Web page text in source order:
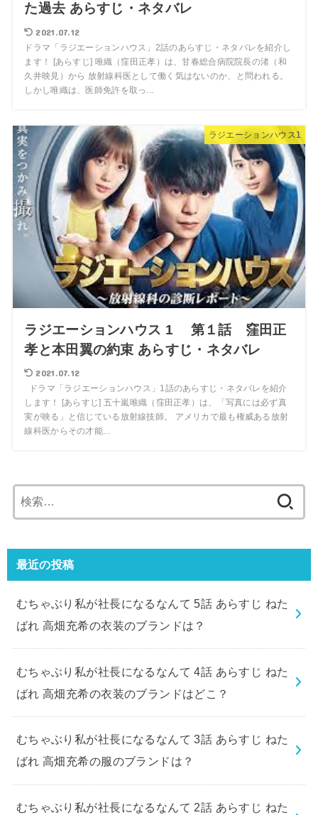
た過去 あらすじ・ネタバレ
2021.07.12
ドラマ「ラジエーションハウス」2話のあらすじ・ネタバレを紹介し
ます！ [あらすじ] 唯織（窪田正孝）は、甘春総合病院院長の渚（和
久井映見）から 放射線科医として働く気はないのか、と問われる。
しかし唯織は、医師免許を取っ...
ラジエーションハウス1
ラジエーションハウス 1 第１話 窪田正
孝と本田翼の約束 あらすじ・ネタバレ
2021.07.12
ドラマ「ラジエーションハウス」1話のあらすじ・ネタバレを紹介
します！ [あらすじ] 五十嵐唯織（窪田正孝）は、「写真には必ず真
実が映る」と信じている放射線技師。 アメリカで最も権威ある放射
線科医からその才能...
索:
最近の投稿
むちゃぶり私が社長になるなんて 5話 あらすじ ねた
ばれ 高畑充希の衣装のブランドは？
むちゃぶり私が社長になるなんて 4話 あらすじ ねた
ばれ 高畑充希の衣装のブランドはどこ？
むちゃぶり私が社長になるなんて 3話 あらすじ ねた
ばれ 高畑充希の服のブランドは？
むちゃぶり私が社長になるなんて 2話 あらすじ ねた